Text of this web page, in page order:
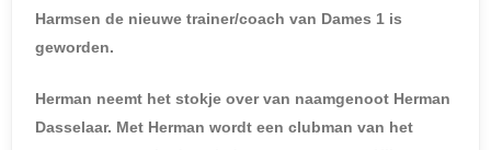
Harmsen de nieuwe trainer/coach van Dames 1 is
geworden.
Herman neemt het stokje over van naamgenoot Herman
Dasselaar. Met Herman wordt een clubman van het